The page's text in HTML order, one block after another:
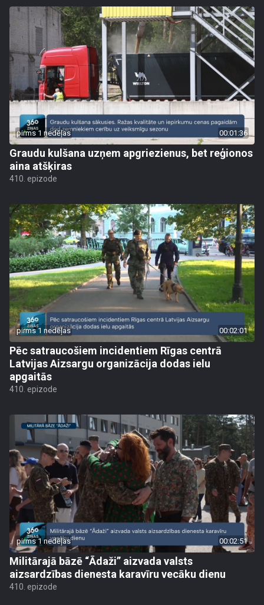
pirms 1 nedēļas 00:01:36
Graudu kulšana uzņem apgriezienus, bet reģionos
aina atšķiras
410. epizode
pirms 1 nedēļas 00:02:01
Pēc satraucošiem incidentiem Rīgas centrā
Latvijas Aizsargu organizācija dodas ielu
apgaitās
410. epizode
pirms 1 nedēļas 00:02:51
Militārajā bāzē “Ādaži” aizvada valsts
aizsardzības dienesta karavīru vecāku dienu
410. epizode